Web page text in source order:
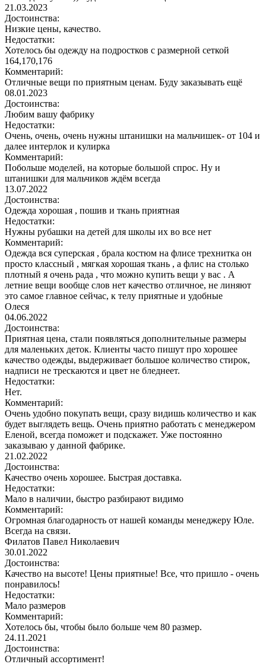
21.03.2023
Достоинства:
Низкие цены, качество.
Недостатки:
Хотелось бы одежду на подростков с размерной сеткой
164,170,176
Комментарий:
Отличные вещи по приятным ценам. Буду заказывать ещё
08.01.2023
Достоинства:
Любим вашу фабрику
Недостатки:
Очень, очень, очень нужны штанишки на мальчишек- от 104 и
далее интерлок и кулирка
Комментарий:
Побольше моделей, на которые большой спрос. Ну и
штанишки для мальчиков ждём всегда
13.07.2022
Достоинства:
Одежда хорошая , пошив и ткань приятная
Недостатки:
Нужны рубашки на детей для школы их во все нет
Комментарий:
Одежда вся суперская , брала костюм на флисе трехнитка он
просто классный , мягкая хорошая ткань , а флис на столько
плотный я очень рада , что можно купить вещи у вас . А
летние вещи вообще слов нет качество отличное, не линяют
это самое главное сейчас, к телу приятные и удобные
Олеся
04.06.2022
Достоинства:
Приятная цена, стали появляться дополнительные размеры
для маленьких деток. Клиенты часто пишут про хорошее
качество одежды, выдерживает большое количество стирок,
надписи не трескаются и цвет не бледнеет.
Недостатки:
Нет.
Комментарий:
Очень удобно покупать вещи, сразу видишь количество и как
будет выглядеть вещь. Очень приятно работать с менеджером
Еленой, всегда поможет и подскажет. Уже постоянно
заказываю у данной фабрике.
21.02.2022
Достоинства:
Качество очень хорошее. Быстрая доставка.
Недостатки:
Мало в наличии, быстро разбирают видимо
Комментарий:
Огромная благодарность от нашей команды менеджеру Юле.
Всегда на связи.
Филатов Павел Николаевич
30.01.2022
Достоинства:
Качество на высоте! Цены приятные! Все, что пришло - очень
понравилось!
Недостатки:
Мало размеров
Комментарий:
Хотелось бы, чтобы было больше чем 80 размер.
24.11.2021
Достоинства:
Отличный ассортимент!